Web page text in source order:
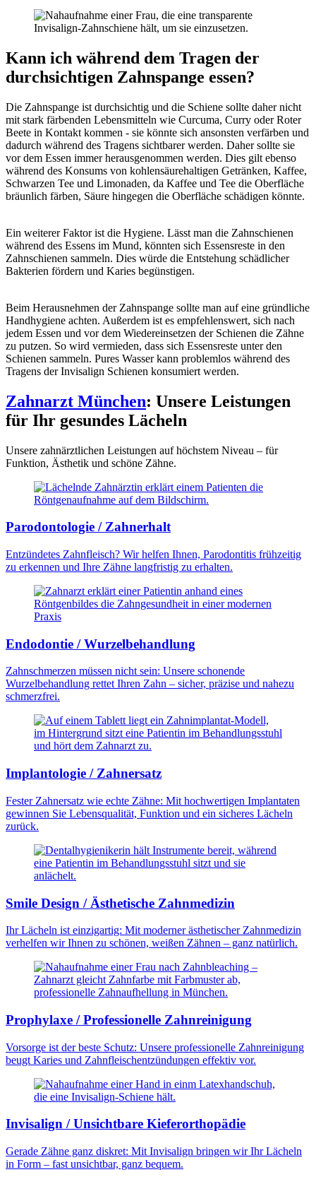
Kann ich während dem Tragen der
durchsichtigen Zahnspange essen?
Die Zahnspange ist durchsichtig und die Schiene sollte daher nicht
mit stark färbenden Lebensmitteln wie Curcuma, Curry oder Roter
Beete in Kontakt kommen - sie könnte sich ansonsten verfärben und
dadurch während des Tragens sichtbarer werden. Daher sollte sie
vor dem Essen immer herausgenommen werden. Dies gilt ebenso
während des Konsums von kohlensäurehaltigen Getränken, Kaffee,
Schwarzen Tee und Limonaden, da Kaffee und Tee die Oberfläche
bräunlich färben, Säure hingegen die Oberfläche schädigen könnte.
Ein weiterer Faktor ist die Hygiene. Lässt man die Zahnschienen
während des Essens im Mund, könnten sich Essensreste in den
Zahnschienen sammeln. Dies würde die Entstehung schädlicher
Bakterien fördern und Karies begünstigen.
Beim Herausnehmen der Zahnspange sollte man auf eine gründliche
Handhygiene achten. Außerdem ist es empfehlenswert, sich nach
jedem Essen und vor dem Wiedereinsetzen der Schienen die Zähne
zu putzen. So wird vermieden, dass sich Essensreste unter den
Schienen sammeln. Pures Wasser kann problemlos während des
Tragens der Invisalign Schienen konsumiert werden.
Zahnarzt München: Unsere Leistungen
für Ihr gesundes Lächeln
Unsere zahnärztlichen Leistungen auf höchstem Niveau – für
Funktion, Ästhetik und schöne Zähne.
Parodontologie / Zahnerhalt
Entzündetes Zahnfleisch? Wir helfen Ihnen, Parodontitis frühzeitig
zu erkennen und Ihre Zähne langfristig zu erhalten.
Endodontie / Wurzelbehandlung
Zahnschmerzen müssen nicht sein: Unsere schonende
Wurzelbehandlung rettet Ihren Zahn – sicher, präzise und nahezu
schmerzfrei.
Implantologie / Zahnersatz
Fester Zahnersatz wie echte Zähne: Mit hochwertigen Implantaten
gewinnen Sie Lebensqualität, Funktion und ein sicheres Lächeln
zurück.
Smile Design / Ästhetische Zahnmedizin
Ihr Lächeln ist einzigartig: Mit moderner ästhetischer Zahnmedizin
verhelfen wir Ihnen zu schönen, weißen Zähnen – ganz natürlich.
Prophylaxe / Professionelle Zahnreinigung
Vorsorge ist der beste Schutz: Unsere professionelle Zahnreinigung
beugt Karies und Zahnfleischentzündungen effektiv vor.
Invisalign / Unsichtbare Kieferorthopädie
Gerade Zähne ganz diskret: Mit Invisalign bringen wir Ihr Lächeln
in Form – fast unsichtbar, ganz bequem.